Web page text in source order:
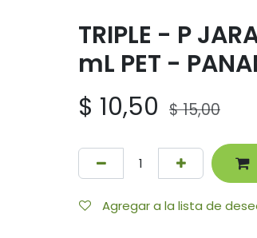
TRIPLE - P
mL PET -
$ 10,50 $15,00
Agregar a la lista de